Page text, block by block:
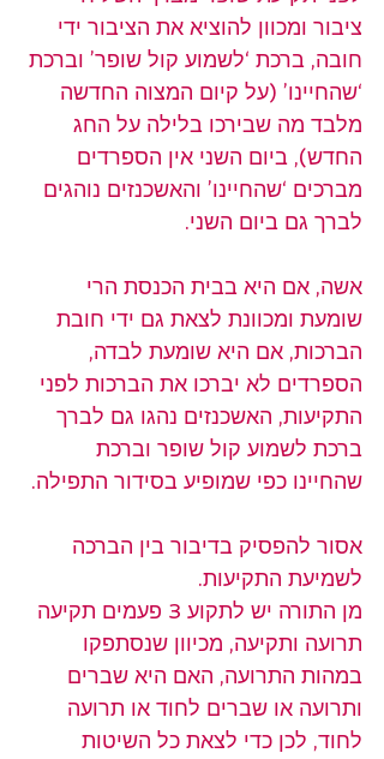
ציבור ומכוון להוציא את הציבור ידי
חובה, ברכת ‘לשמוע קול שופר’ וברכת
‘שהחיינו’ (על קיום המצוה החדשה
מלבד מה שבירכו בלילה על החג
החדש), ביום השני אין הספרדים
מברכים ‘שהחיינו’ והאשכנזים נוהגים
לברך גם ביום השני.
אשה, אם היא בבית הכנסת הרי
שומעת ומכוונת לצאת גם ידי חובת
הברכות, אם היא שומעת לבדה,
הספרדים לא יברכו את הברכות לפני
התקיעות, האשכנזים נהגו גם לברך
ברכת לשמוע קול שופר וברכת
שהחיינו כפי שמופיע בסידור התפילה.
אסור להפסיק בדיבור בין הברכה
לשמיעת התקיעות.
מן התורה יש לתקוע 3 פעמים תקיעה
תרועה ותקיעה, מכיוון שנסתפקו
במהות התרועה, האם היא שברים
ותרועה או שברים לחוד או תרועה
לחוד, לכן כדי לצאת כל השיטות